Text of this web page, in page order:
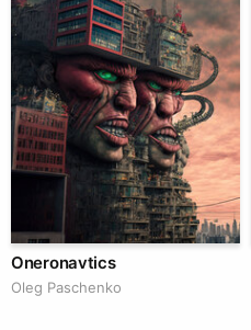
Oneronavtics
Oleg Paschenko